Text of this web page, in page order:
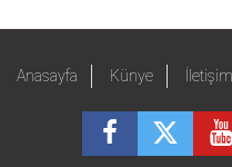
Anasayfa Künye İletişim